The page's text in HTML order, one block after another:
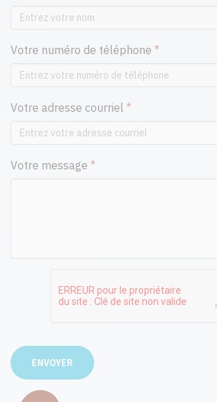
Votre numéro de téléphone *
Votre adresse courriel *
Votre message *